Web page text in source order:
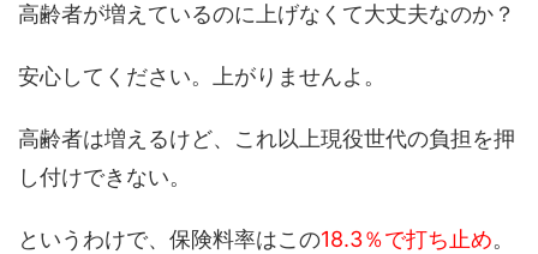
高齢者が増えているのに上げなくて大丈夫なのか？
安心してください。上がりませんよ。
高齢者は増えるけど、これ以上現役世代の負担を押
し付けできない。
というわけで、保険料率はこの18.3％で打ち止め。